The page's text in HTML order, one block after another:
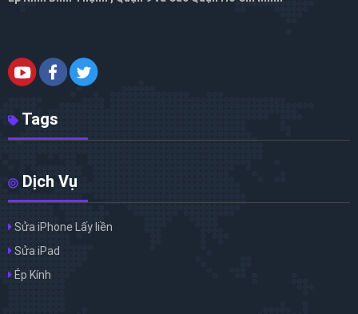
Tags
Dịch Vụ
Sửa iPhone Lấy liền
Sửa iPad
Ép Kính